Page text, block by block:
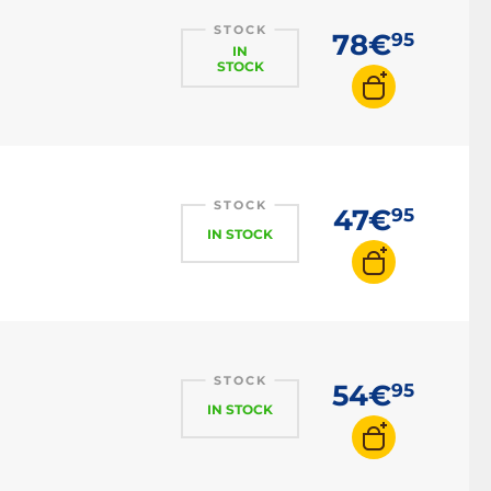
STOCK
IN
STOCK
78€95
STOCK
IN STOCK 47€95
STOCK
IN STOCK 54€95